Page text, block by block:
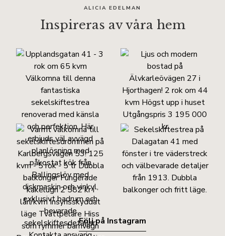
ALICIA EDELMAN
Inspireras av våra hem
Följ på Instagram